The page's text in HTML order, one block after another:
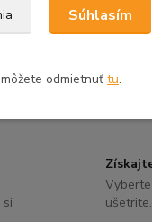
Súhlasím
odmietnuť tu.